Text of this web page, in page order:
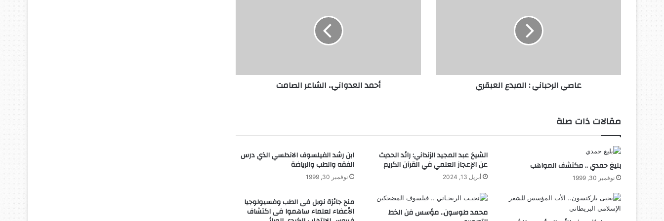
ب
ا
ل
م
د
ع
ل
ع
عاصي الرحباني : المبدع العبقري
و
ا
ش
ا
ا
ص
أحمد العدواني.. الشاعر الصامت
مقالات ذات صلة
بليغ حمدي .. مكتشف المواهب
نوفمبر 30, 1999
الشيخ عبد المجيد الزنداني: رائد الحديث
عن الإعجاز العلمي في القرآن الكريم
أبريل 13, 2024
ابن رشد الفيلسوف الاندلسي الذي درس
الفقه والطب والرياضة
نوفمبر 30, 1999
محمد طوسون.. مؤسس فن الخط
منح جائزة نوبل فى الطب وفسيولوجيا
الأعضاء لعلماء ساهموا فى اكتشاف